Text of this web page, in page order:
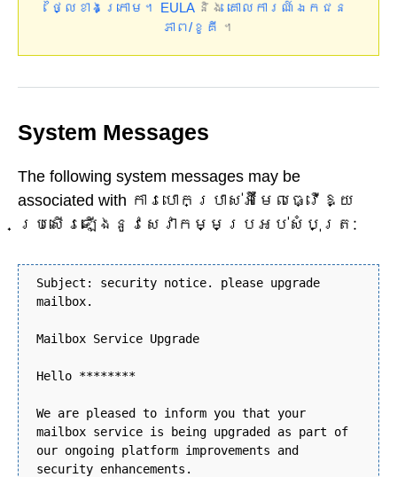
ថ្លៃខាងក្រោម។ EULAនិង គោលការណ៍ឯកជន
ភាព/ខូគី ។
System Messages
The following system messages may be
associated with ការបោកប្រាស់អ៊ីមែលធ្វើឱ្យ
ប្រសើរឡើងនូវសេវាកម្មប្រអប់សំបុត្រ:
Subject: security notice. please upgrade
mailbox.
Mailbox Service Upgrade
Hello ********
We are pleased to inform you that your
mailbox service is being upgraded as part of
our ongoing platform improvements and
security enhancements.